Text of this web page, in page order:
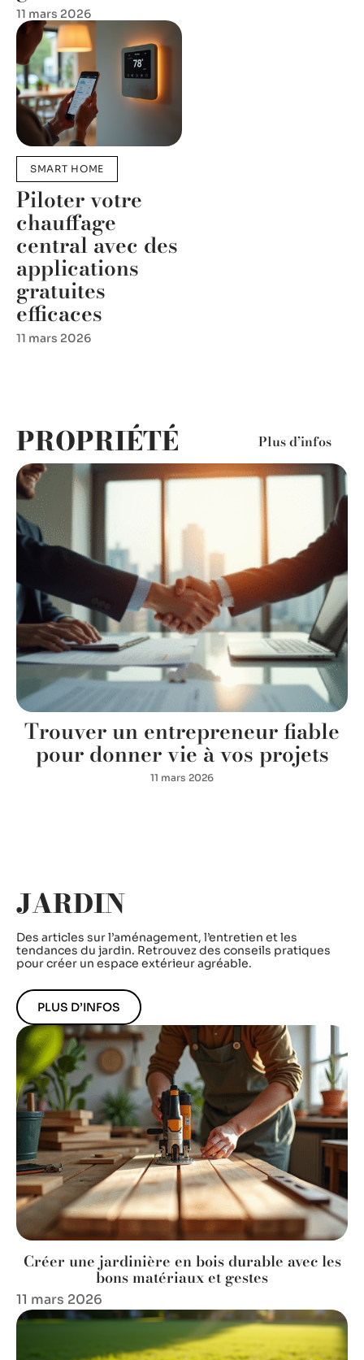
11 mars 2026
SMART HOME
Piloter votre
chauffage
central avec des
applications
gratuites
efficaces
11 mars 2026
PROPRIÉTÉ Plus d’infos
Trouver un entrepreneur fiable
pour donner vie à vos projets
11 mars 2026
JARDIN
Des articles sur l’aménagement, l’entretien et les
tendances du jardin. Retrouvez des conseils pratiques
pour créer un espace extérieur agréable.
PLUS D’INFOS
Créer une jardinière en bois durable avec les
bons matériaux et gestes
11 mars 2026